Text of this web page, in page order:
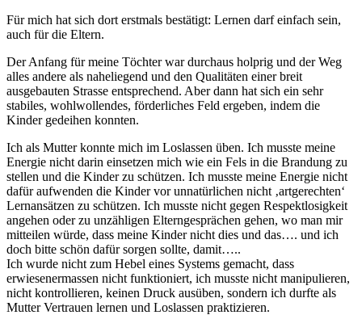
Für mich hat sich dort erstmals bestätigt: Lernen darf einfach sein,
auch für die Eltern.
Der Anfang für meine Töchter war durchaus holprig und der Weg
alles andere als naheliegend und den Qualitäten einer breit
ausgebauten Strasse entsprechend. Aber dann hat sich ein sehr
stabiles, wohlwollendes, förderliches Feld ergeben, indem die
Kinder gedeihen konnten.
Ich als Mutter konnte mich im Loslassen üben. Ich musste meine
Energie nicht darin einsetzen mich wie ein Fels in die Brandung zu
stellen und die Kinder zu schützen. Ich musste meine Energie nicht
dafür aufwenden die Kinder vor unnatürlichen nicht ‚artgerechten‘
Lernansätzen zu schützen. Ich musste nicht gegen Respektlosigkeit
angehen oder zu unzähligen Elterngesprächen gehen, wo man mir
mitteilen würde, dass meine Kinder nicht dies und das…. und ich
doch bitte schön dafür sorgen sollte, damit…..
Ich wurde nicht zum Hebel eines Systems gemacht, dass
erwiesenermassen nicht funktioniert, ich musste nicht manipulieren,
nicht kontrollieren, keinen Druck ausüben, sondern ich durfte als
Mutter Vertrauen lernen und Loslassen praktizieren.